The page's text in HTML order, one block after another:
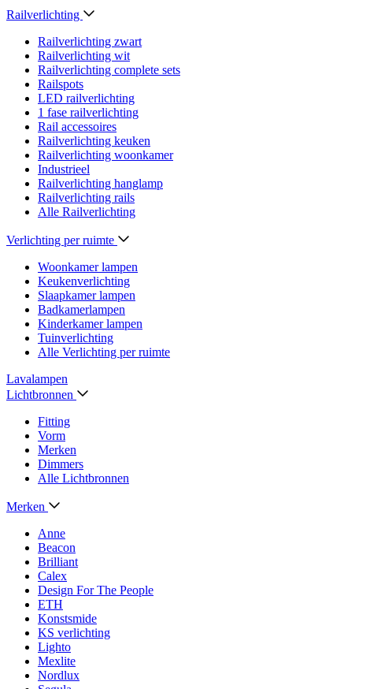
Railverlichting
Railverlichting zwart
Railverlichting wit
Railverlichting complete sets
Railspots
LED railverlichting
1 fase railverlichting
Rail accessoires
Railverlichting keuken
Railverlichting woonkamer
Industrieel
Railverlichting hanglamp
Railverlichting rails
Alle Railverlichting
Verlichting per ruimte
Woonkamer lampen
Keukenverlichting
Slaapkamer lampen
Badkamerlampen
Kinderkamer lampen
Tuinverlichting
Alle Verlichting per ruimte
Lavalampen
Lichtbronnen
Fitting
Vorm
Merken
Dimmers
Alle Lichtbronnen
Merken
Anne
Beacon
Brilliant
Calex
Design For The People
ETH
Konstsmide
KS verlichting
Lighto
Mexlite
Nordlux